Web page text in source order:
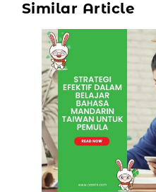
Similar Article